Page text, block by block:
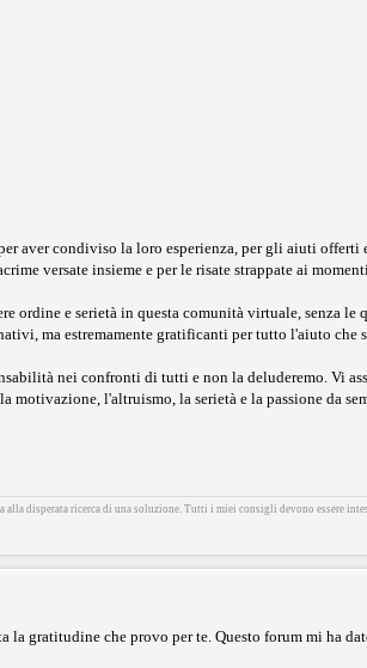
aver condiviso la loro esperienza, per gli aiuti
versate insieme e per le risate strappate ai
ordine e serietà in questa comunità virtuale, senza
ma estremamente gratificanti per tutto l'aiuto che
nei confronti di tutti e non la deluderemo. Vi
l'altruismo, la serietà e la passione da
disperata ricerca di una soluzione. Tutti i miei consigli devono essere
gratitudine che provo per te. Questo forum mi ha